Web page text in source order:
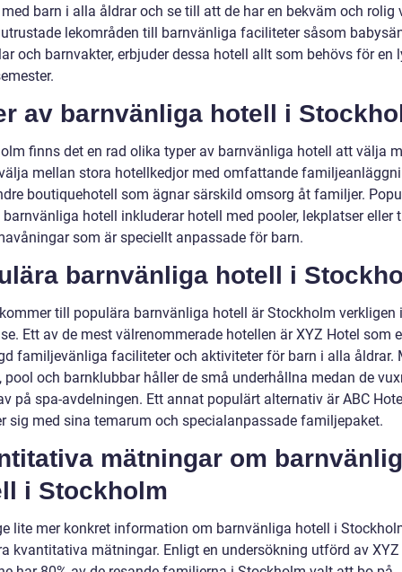
barn i alla åldrar och se till att de har en bekväm och rolig
lekområden till barnvänliga faciliteter såsom
och barnvakter, erbjuder dessa hotell allt som behövs för en
av barnvänliga hotell i
finns det en rad olika typer av barnvänliga hotell att välja
mellan stora hotellkedjor med omfattande
boutiquehotell som ägnar särskild omsorg åt familjer.
barnvänliga hotell inkluderar hotell med pooler, lekplatser eller
som är speciellt anpassade för barn.
barnvänliga hotell i
till populära barnvänliga hotell är Stockholm verkligen
Ett av de mest välrenommerade hotellen är XYZ Hotel som
familjevänliga faciliteter och aktiviteter för barn i alla åldrar.
pool och barnklubbar håller de små underhållna medan de
på spa-avdelningen. Ett annat populärt alternativ är ABC
sig med sina temarum och specialanpassade familjepaket.
mätningar om
i Stockholm
lite mer konkret information om barnvänliga hotell i
kvantitativa mätningar. Enligt en undersökning utförd av XYZ